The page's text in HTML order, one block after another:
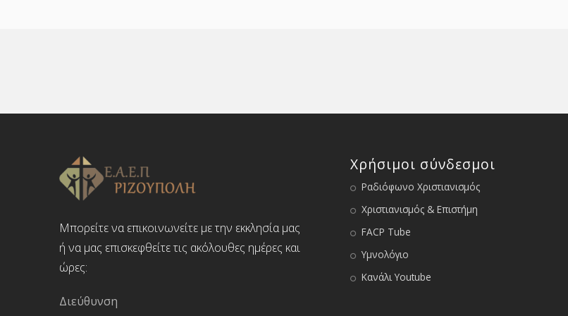
Μπορείτε να επικοινωνείτε με την εκκλησία μας
ή να μας επισκεφθείτε τις ακόλουθες ημέρες και
ώρες:
Διεύθυνση
Χρήσιμοι σύνδεσμοι
Ραδιόφωνο Χριστιανισμός
Χριστιανισμός & Επιστήμη
FACP Tube
Υμνολόγιο
Κανάλι Youtube